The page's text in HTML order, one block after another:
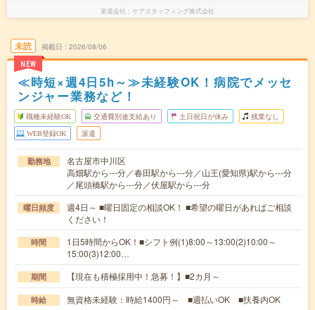
派遣会社 ケアスタッフィング株式会社
未読
NEW
掲載日 2026/08/06
≪時短×週4日5h～≫未経験OK！病院でメッセ
ンジャー業務など！
職種未経験OK 交通費別途支給あり 土日祝日が休み 残業なし
WEB登録OK 派遣
勤務地
名古屋市中川区
高畑駅から---分／春田駅から---分／山王(愛知県)駅から---分
／尾頭橋駅から---分／伏屋駅から---分
曜日頻度
週4日～ ■曜日固定の相談OK！ ■希望の曜日があればご相談
ください！
時間
1日5時間からOK！■シフト例(1)8:00～13:00(2)10:00～
15:00(3)12:00…
期間 【現在も積極採用中！急募！】■2カ月～
時給 無資格未経験：時給1400円～ ■週払いOK ■扶養内OK